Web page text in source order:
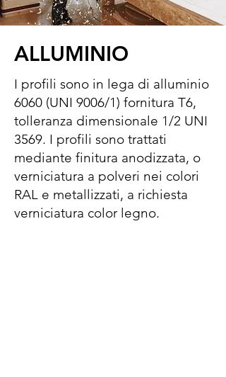
ALLUMINIO
I profili sono in lega di alluminio
6060 (UNI 9006/1) fornitura T6,
tolleranza dimensionale 1/2 UNI
3569. I profili sono trattati
mediante finitura anodizzata, o
verniciatura a polveri nei colori
RAL e metallizzati, a richiesta
verniciatura color legno.